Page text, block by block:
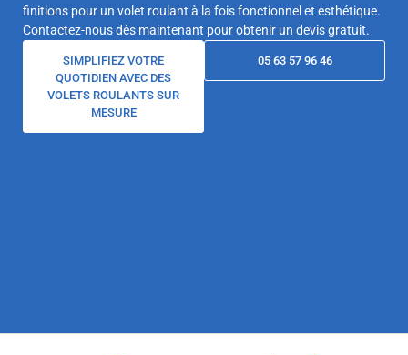
finitions pour un volet roulant à la fois fonctionnel et esthétique.
Contactez-nous dès maintenant pour obtenir un devis gratuit.
SIMPLIFIEZ VOTRE
QUOTIDIEN AVEC DES
VOLETS ROULANTS SUR
MESURE
05 63 57 96 46